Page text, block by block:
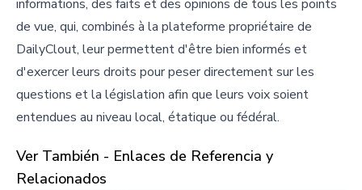
informations, des faits et des opinions de tous les points
de vue, qui, combinés à la plateforme propriétaire de
DailyClout, leur permettent d'être bien informés et
d'exercer leurs droits pour peser directement sur les
questions et la législation afin que leurs voix soient
entendues au niveau local, étatique ou fédéral.
Ver También - Enlaces de Referencia y
Relacionados